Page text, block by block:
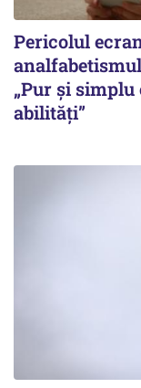
Pericolul
„Pur și
abilități”